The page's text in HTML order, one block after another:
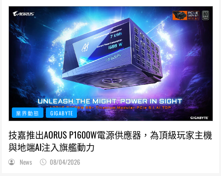
業界動態 GIGABYTE
技嘉推出AORUS P1600W電源供應器，為頂級玩家主機
與地端AI注入旗艦動力
News 08/04/2026